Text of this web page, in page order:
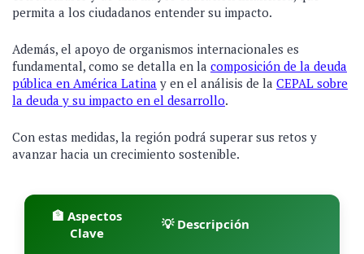
permita a los ciudadanos entender su impacto.
Además, el apoyo de organismos internacionales es
fundamental, como se detalla en la composición de la deuda
pública en América Latina y en el análisis de la CEPAL sobre
la deuda y su impacto en el desarrollo.
Con estas medidas, la región podrá superar sus retos y
avanzar hacia un crecimiento sostenible.
🏦 Aspectos
Clave
💡 Descripción